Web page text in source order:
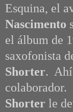
Esquina, el
Nascimento
el álbum de
saxofonista
Shorter. Ahí
colaborador.
Shorter le